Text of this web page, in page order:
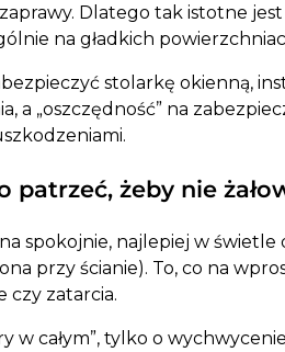
Dlatego tak istotne
na gładkich
stolarkę okienną,
a „oszczędność” na
patrzeć, żeby nie
spokojnie, najlepiej w
przy ścianie). To, co na
czy zatarcia.
w całym”, tylko o